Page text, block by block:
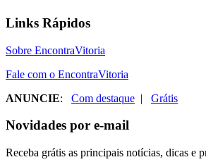
Links Rápidos
Sobre EncontraVitoria
Fale com o EncontraVitoria
ANUNCIE: Com destaque | Grátis
Novidades por e-mail
Receba grátis as principais notícias, dicas e